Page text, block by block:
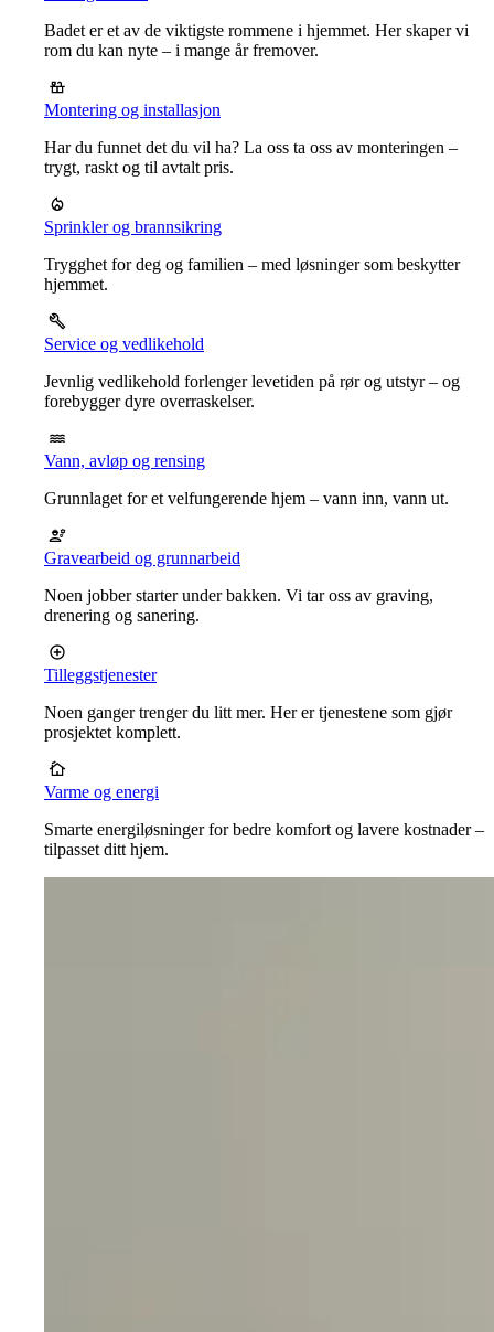
Badet er et av de viktigste rommene i hjemmet. Her skaper vi
rom du kan nyte – i mange år fremover.
Montering og installasjon
Har du funnet det du vil ha? La oss ta oss av monteringen –
trygt, raskt og til avtalt pris.
Sprinkler og brannsikring
Trygghet for deg og familien – med løsninger som beskytter
hjemmet.
Service og vedlikehold
Jevnlig vedlikehold forlenger levetiden på rør og utstyr – og
forebygger dyre overraskelser.
Vann, avløp og rensing
Grunnlaget for et velfungerende hjem – vann inn, vann ut.
Gravearbeid og grunnarbeid
Noen jobber starter under bakken. Vi tar oss av graving,
drenering og sanering.
Tilleggstjenester
Noen ganger trenger du litt mer. Her er tjenestene som gjør
prosjektet komplett.
Varme og energi
Smarte energiløsninger for bedre komfort og lavere kostnader –
tilpasset ditt hjem.